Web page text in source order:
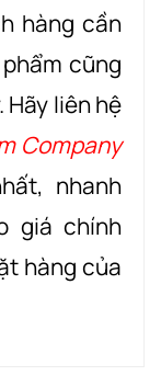
hàng cần
cũng
Hãy liên hệ
Company
nhanh
giá chính
hàng của